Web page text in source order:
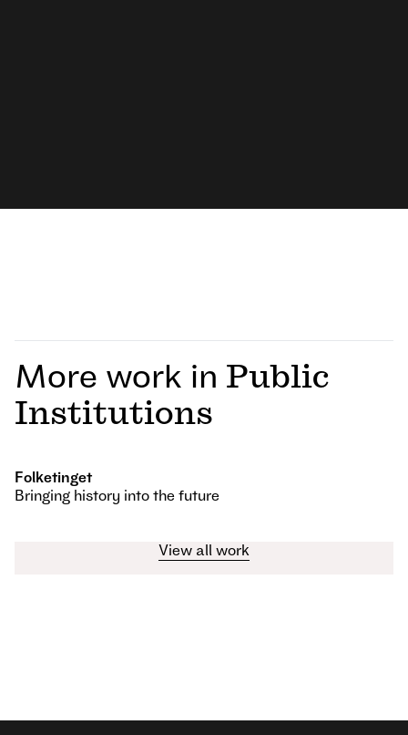
More work in Public
Institutions
Folketinget
Bringing history into the future
View all work